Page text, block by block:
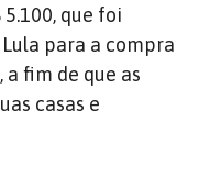
que foi
para a compra
fim de que as
casas e